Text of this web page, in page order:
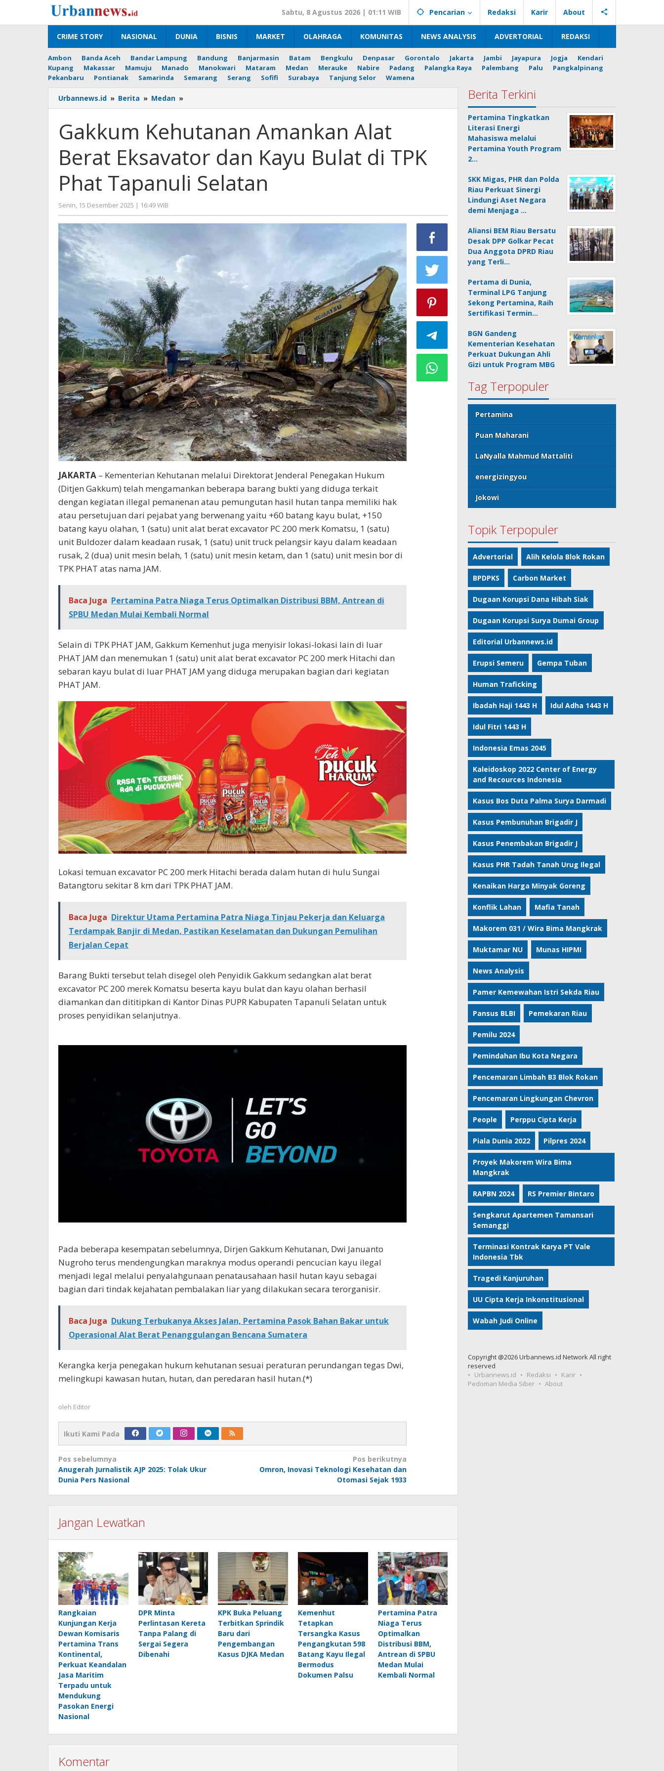
konten
Sabtu, 8 Agustus 2026 | 01:11 WIB Pencarian Redaksi Karir About
CRIME STORY NASIONAL DUNIA BISNIS MARKET OLAHRAGA KOMUNITAS NEWS ANALYSIS ADVERTORIAL REDAKSI
Ambon Banda Aceh Bandar Lampung Bandung Banjarmasin Batam Bengkulu Denpasar Gorontalo Jakarta Jambi Jayapura Jogja
Kendari
Kupang
Makassar Mamuju Manado Manokwari Mataram Medan Merauke Nabire Padang Palangka Raya Palembang Palu
Pangkalpinang
Pekanbaru
Pontianak Samarinda Semarang Serang Sofifi Surabaya Tanjung Selor Wamena
Urbannews.id » Berita » Medan »
Kehutanan
Alat
Berat
Eksavator
dan
Bulat
di
Tapanuli
Gakkum Kehutanan Amankan Alat
Berat Eksavator dan Kayu Bulat di TPK
Phat Tapanuli Selatan
Senin, 15 Desember 2025 | 16:49 WIB
Editor
JAKARTA – Kementerian Kehutanan melalui Direktorat Jenderal Penegakan Hukum
(Ditjen Gakkum) telah mengamankan beberapa barang bukti yang diduga terkait
dengan kegiatan illegal pemanenan atau pemungutan hasil hutan tanpa memiliki hak
atau persetujuan dari pejabat yang berwenang yaitu +60 batang kayu bulat, +150
batang kayu olahan, 1 (satu) unit alat berat excavator PC 200 merk Komatsu, 1 (satu)
unit Buldozer dalam keadaan rusak, 1 (satu) unit truck pelangsir kayu dalam keadaan
rusak, 2 (dua) unit mesin belah, 1 (satu) unit mesin ketam, dan 1 (satu) unit mesin bor di
TPK PHAT atas nama JAM.
Baca Juga Pertamina Patra Niaga Terus Optimalkan Distribusi BBM, Antrean di
SPBU Medan Mulai Kembali Normal
Selain di TPK PHAT JAM, Gakkum Kemenhut juga menyisir lokasi-lokasi lain di luar
PHAT JAM dan menemukan 1 (satu) unit alat berat excavator PC 200 merk Hitachi dan
sebaran kayu bulat di luar PHAT JAM yang diduga merupakan bagian dari kegiatan
PHAT JAM.
Lokasi temuan excavator PC 200 merk Hitachi berada dalam hutan di hulu Sungai
Batangtoru sekitar 8 km dari TPK PHAT JAM.
Baca Juga Direktur Utama Pertamina Patra Niaga Tinjau Pekerja dan Keluarga
Terdampak Banjir di Medan, Pastikan Keselamatan dan Dukungan Pemulihan
Berjalan Cepat
Barang Bukti tersebut telah disegel oleh Penyidik Gakkum sedangkan alat berat
excavator PC 200 merek Komatsu beserta kayu bulat dan kayu olahan berhasil
diamankan dan dititipkan di Kantor Dinas PUPR Kabupaten Tapanuli Selatan untuk
proses penyidikan selanjutnya.
Pada beberapa kesempatan sebelumnya, Dirjen Gakkum Kehutanan, Dwi Januanto
Nugroho terus mendengungkan maraknya modus operandi pencucian kayu ilegal
menjadi legal melalui penyalahgunaan penatausahaan hasil hutan kayu sebagai
bagian dari tindak kejahatan pembalakan liar yang dilakukan secara terorganisir.
Baca Juga Dukung Terbukanya Akses Jalan, Pertamina Pasok Bahan Bakar untuk
Operasional Alat Berat Penanggulangan Bencana Sumatera
Kerangka kerja penegakan hukum kehutanan sesuai peraturan perundangan tegas Dwi,
melingkupi kawasan hutan, hutan, dan peredaran hasil hutan.(*)
oleh Editor
Ikuti Kami Pada
Navigasi
pos
Pos sebelumnya
Anugerah Jurnalistik AJP 2025: Tolak Ukur
Dunia Pers Nasional
Pos berikutnya
Omron, Inovasi Teknologi Kesehatan dan
Otomasi Sejak 1933
Jangan Lewatkan
Rangkaian
Kunjungan Kerja
Dewan Komisaris
Pertamina Trans
Kontinental,
Perkuat Keandalan
Jasa Maritim
Terpadu untuk
Mendukung
Pasokan Energi
Nasional
DPR Minta
Perlintasan Kereta
Tanpa Palang di
Sergai Segera
Dibenahi
KPK Buka Peluang
Terbitkan Sprindik
Baru dari
Pengembangan
Kasus DJKA Medan
Kemenhut
Tetapkan
Tersangka Kasus
Pengangkutan 598
Batang Kayu Ilegal
Bermodus
Dokumen Palsu
Pertamina Patra
Niaga Terus
Optimalkan
Distribusi BBM,
Antrean di SPBU
Medan Mulai
Kembali Normal
Komentar
Berita Terkini
Pertamina Tingkatkan
Literasi Energi
Mahasiswa melalui
Pertamina Youth Program
2…
SKK Migas, PHR dan Polda
Riau Perkuat Sinergi
Lindungi Aset Negara
demi Menjaga …
Aliansi BEM Riau Bersatu
Desak DPP Golkar Pecat
Dua Anggota DPRD Riau
yang Terli…
Pertama di Dunia,
Terminal LPG Tanjung
Sekong Pertamina, Raih
Sertifikasi Termin…
BGN Gandeng
Kementerian Kesehatan
Perkuat Dukungan Ahli
Gizi untuk Program MBG
Tag Terpopuler
Pertamina
Puan Maharani
LaNyalla Mahmud Mattaliti
energizingyou
Jokowi
Topik Terpopuler
Advertorial Alih Kelola Blok Rokan
BPDPKS Carbon Market
Dugaan Korupsi Dana Hibah Siak
Dugaan Korupsi Surya Dumai Group
Editorial Urbannews.id
Erupsi Semeru Gempa Tuban
Human Traficking
Ibadah Haji 1443 H Idul Adha 1443 H
Idul Fitri 1443 H
Indonesia Emas 2045
Kaleidoskop 2022 Center of Energy
and Recources Indonesia
Kasus Bos Duta Palma Surya Darmadi
Kasus Pembunuhan Brigadir J
Kasus Penembakan Brigadir J
Kasus PHR Tadah Tanah Urug Ilegal
Kenaikan Harga Minyak Goreng
Konflik Lahan Mafia Tanah
Makorem 031 / Wira Bima Mangkrak
Muktamar NU Munas HIPMI
News Analysis
Pamer Kemewahan Istri Sekda Riau
Pansus BLBI Pemekaran Riau
Pemilu 2024
Pemindahan Ibu Kota Negara
Pencemaran Limbah B3 Blok Rokan
Pencemaran Lingkungan Chevron
People Perppu Cipta Kerja
Piala Dunia 2022 Pilpres 2024
Proyek Makorem Wira Bima
Mangkrak
RAPBN 2024 RS Premier Bintaro
Sengkarut Apartemen Tamansari
Semanggi
Terminasi Kontrak Karya PT Vale
Indonesia Tbk
Tragedi Kanjuruhan
UU Cipta Kerja Inkonstitusional
Wabah Judi Online
Copyright @2026 Urbannews.id Network All right
reserved
Urbannews.id
Redaksi
Karir
Pedoman Media Siber
About